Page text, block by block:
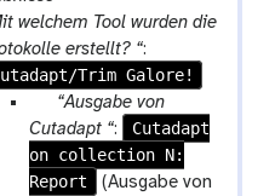
welchem Tool wurden die
erstellt? “:
Trim Galore!
p
a
a
“Ausgabe von
Cutadapt “:
Cutadapt
on collection N:
Report
(Ausgabe von